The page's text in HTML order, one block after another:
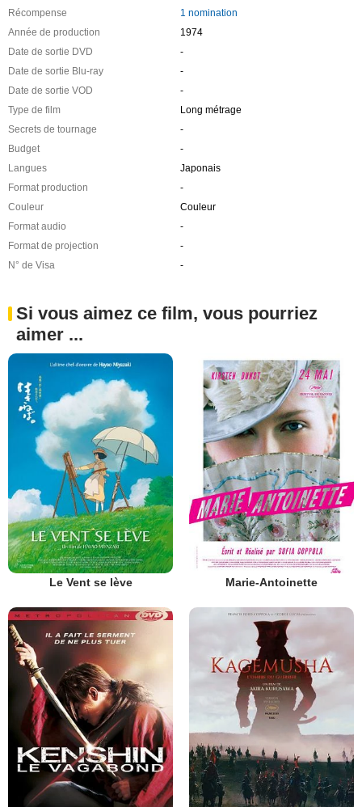
Récompense
1 nomination
Année de production
1974
Date de sortie DVD
-
Date de sortie Blu-ray
-
Date de sortie VOD
-
Type de film
Long métrage
Secrets de tournage
-
Budget
-
Langues
Japonais
Format production
-
Couleur
Couleur
Format audio
-
Format de projection
-
N° de Visa
-
Si vous aimez ce film, vous pourriez
aimer ...
Le Vent se lève Marie-Antoinette